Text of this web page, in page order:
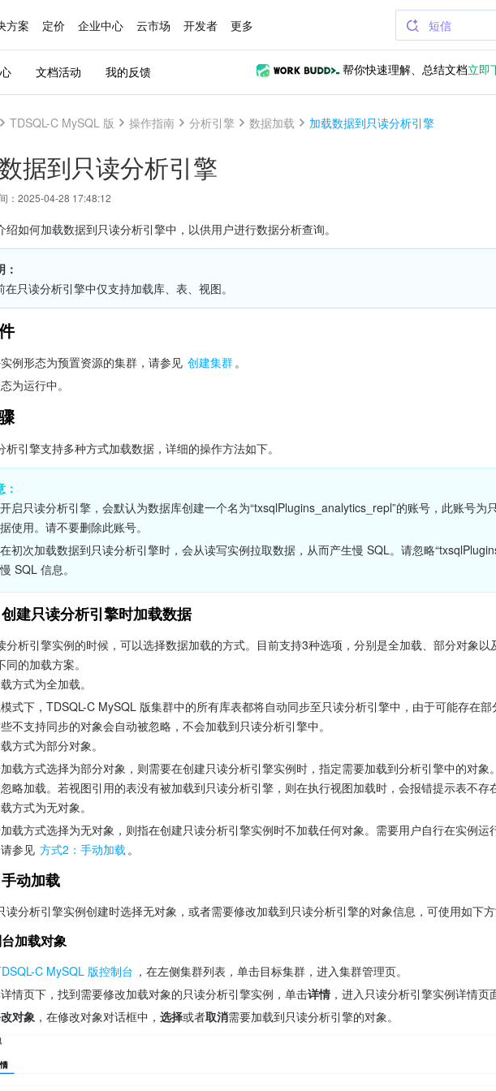
方案 定价 企业中心 云市场 开发者 更多 短信
文档活动 我的反馈 帮你快速理解、总结文档立即
TDSQL-C MySQL 版 操作指南 分析引擎 数据加载 加载数据到只读分析引擎
据到只读分析引擎
： 2025-04-28 17:48:12
绍如何加载数据到只读分析引擎中，以供用户进行数据分析查询。
：
在只读分析引擎中仅支持加载库、表、视图。
例形态为预置资源的集群，请参见 创建集群。
为运行中。
析引擎支持多种方式加载数据，详细的操作方法如下。
：
开启只读分析引擎，会默认为数据库创建一个名为“txsqlPlugins_analytics_repl”的账号，此账号为
据使用。请不要删除此账号。
在初次加载数据到只读分析引擎时，会从读写实例拉取数据，从而产生慢 SQL。请忽略
慢 SQL 信息。
建只读分析引擎时加载数据
分析引擎实例的时候，可以选择数据加载的方式。目前支持3种选项，分别是全加载、部分对象
的加载方案。
方式为全加载。
式下，TDSQL-C MySQL 版集群中的所有库表都将自动同步至只读分析引擎中，由于可能存在
不支持同步的对象会自动被忽略，不会加载到只读分析引擎中。
方式为部分对象。
载方式选择为部分对象，则需要在创建只读分析引擎实例时，指定需要加载到分析引擎中的对象
略加载。若视图引用的表没有被加载到只读分析引擎，则在执行视图加载时，会报错提示表不存
方式为无对象。
载方式选择为无对象，则指在创建只读分析引擎实例时不加载任何对象。需要用户自行在实例运
参见 方式2：手动加载。
动加载
读分析引擎实例创建时选择无对象，或者需要修改加载到只读分析引擎的对象信息，可使用如下方
加载对象
C MySQL 版控制台 ，在左侧集群列表，单击目标集群，进入集群管理页。
情页下，找到需要修改加载对象的只读分析引擎实例，单击详情 ，进入只读分析引擎实例详情页
对象 ，在修改对象对话框中， 选择或者取消需要加载到只读分析引擎的对象。